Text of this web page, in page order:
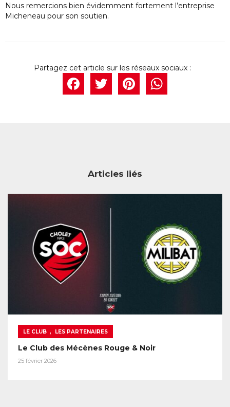
Nous remercions bien évidemment fortement l’entreprise
Micheneau pour son soutien.
Facebook
Twitter
Articles liés
LE CLUB , LES PARTENAIRES
Le Club des Mécènes Rouge & Noir
25 février 2026